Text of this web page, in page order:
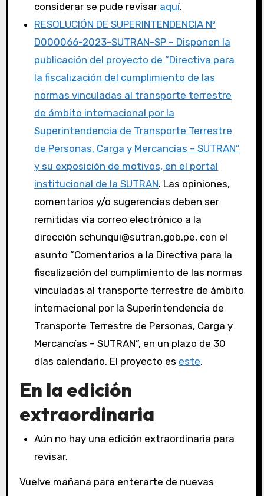
considerar se pude revisar aquí.
RESOLUCIÓN DE SUPERINTENDENCIA Nº
D000066-2023-SUTRAN-SP – Disponen la
publicación del proyecto de “Directiva para
la fiscalización del cumplimiento de las
normas vinculadas al transporte terrestre
de ámbito internacional por la
Superintendencia de Transporte Terrestre
de Personas, Carga y Mercancías – SUTRAN”
y su exposición de motivos, en el portal
institucional de la SUTRAN. Las opiniones,
comentarios y/o sugerencias deben ser
remitidas vía correo electrónico a la
dirección schunqui@sutran.gob.pe, con el
asunto “Comentarios a la Directiva para la
fiscalización del cumplimiento de las normas
vinculadas al transporte terrestre de ámbito
internacional por la Superintendencia de
Transporte Terrestre de Personas, Carga y
Mercancías – SUTRAN”, en un plazo de 30
días calendario. El proyecto es este.
En la edición
extraordinaria
Aún no hay una edición extraordinaria para
revisar.
Vuelve mañana para enterarte de nuevas